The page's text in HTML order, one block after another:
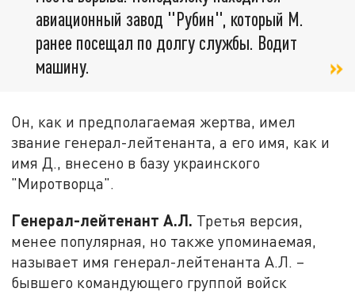
авиационный завод "Рубин", который М.
ранее посещал по долгу службы. Водит
машину.
Он, как и предполагаемая жертва, имел
звание генерал-лейтенанта, а его имя, как и
имя Д., внесено в базу украинского
"Миротворца".
Генерал-лейтенант А.Л. Третья версия,
менее популярная, но также упоминаемая,
называет имя генерал-лейтенанта А.Л. –
бывшего командующего группой войск